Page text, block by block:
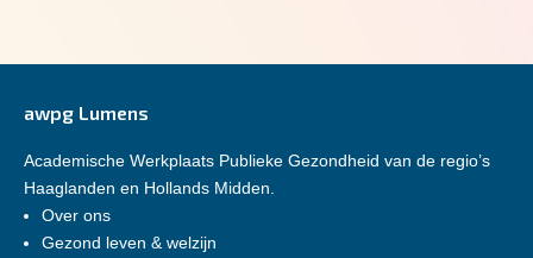
awpg Lumens
Academische Werkplaats Publieke Gezondheid van de regio’s
Haaglanden en Hollands Midden.
Over ons
Gezond leven & welzijn